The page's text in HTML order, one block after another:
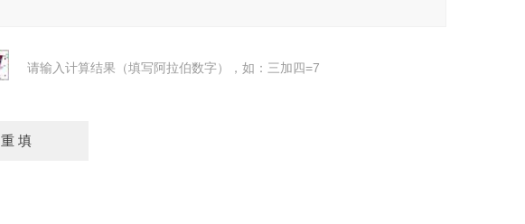
请输入计算结果（填写阿拉伯数字），如：三加四=7